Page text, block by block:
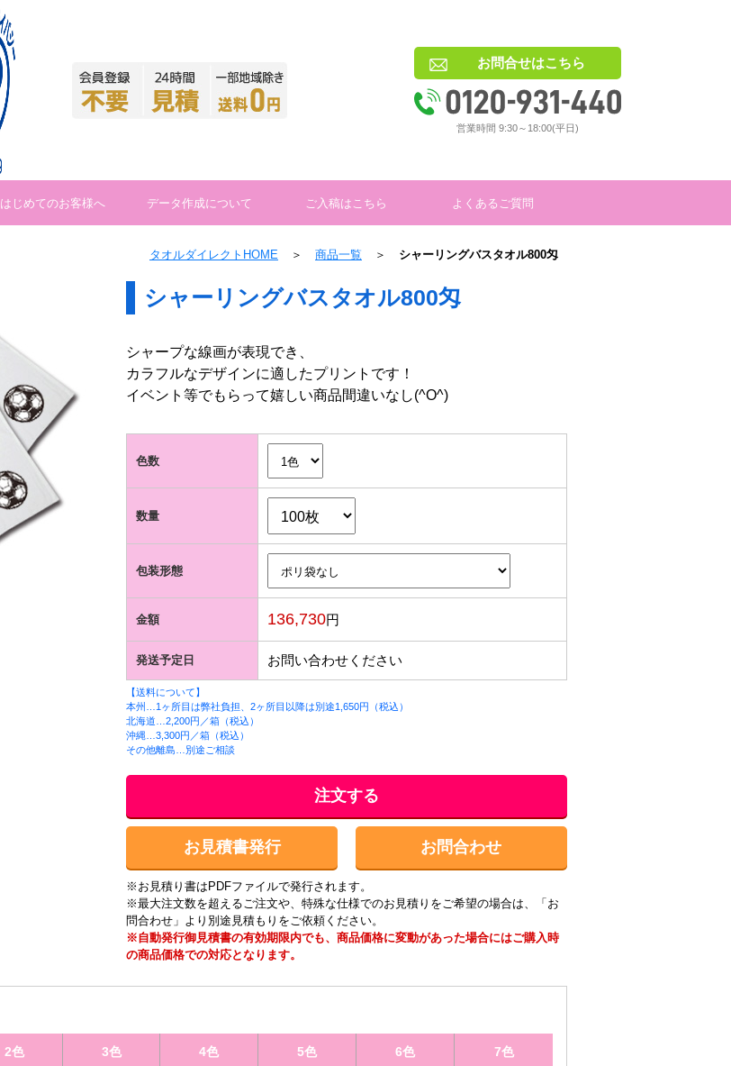
お問合せはこちら
営業時間 9:30～18:00(平日)
はじめてのお客様へ データ作成について ご入稿はこちら よくあるご質問
タオルダイレクトHOME ＞ 商品一覧 ＞ シャーリングバスタオル800匁
シャーリングバスタオル800匁
シャープな線画が表現でき、
カラフルなデザインに適したプリントです！
イベント等でもらって嬉しい商品間違いなし(^O^)
色数
数量
包装形態
金額 136,730円
発送予定日 お問い合わせください
【送料について】
本州…1ヶ所目は弊社負担、2ヶ所目以降は別途1,650円（税込）
北海道…2,200円／箱（税込）
沖縄…3,300円／箱（税込）
その他離島…別途ご相談
注文する
お見積書発行 お問合わせ
※お見積り書はPDFファイルで発行されます。
※最大注文数を超えるご注文や、特殊な仕様でのお見積りをご希望の場合は、「お
問合わせ」より別途見積もりをご依頼ください。
※自動発行御見積書の有効期限内でも、商品価格に変動があった場合にはご購入時
の商品価格での対応となります。
2色 3色 4色 5色 6色 7色